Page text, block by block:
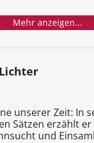
Mehr anzeigen...
unserer Zeit: In
Sätzen erzählt
und